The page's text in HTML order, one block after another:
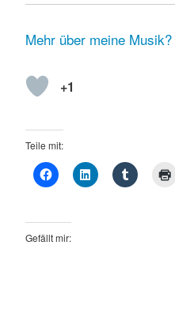
Mehr über meine Musik?
+1
Teile mit:
Gefällt mir: